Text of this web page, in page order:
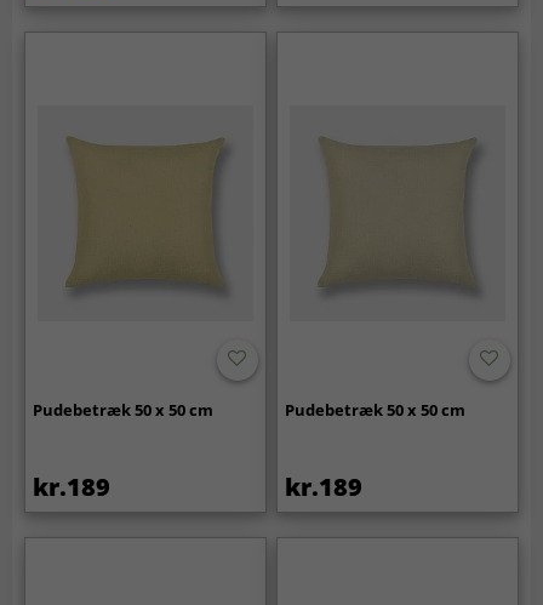
Pudebetræk 50 x 50 cm
kr.189
Pudebetræk 50 x 50 cm
kr.189